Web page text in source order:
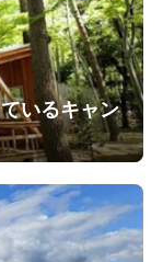
いるキャン